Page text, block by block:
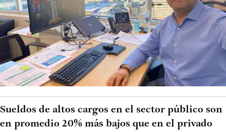
Sueldos de altos cargos en el sector público son
en promedio 20% más bajos que en el privado